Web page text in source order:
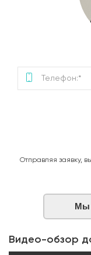
Отправляя заявку,
Мы
Видео-обзор